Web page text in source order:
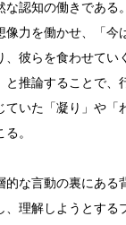
な認知の働きである
像力を働かせ、「今
、彼らを食わせてい
と推論することで、
ていた「凝り」や「
。
的な言動の裏にある
、理解しようとする